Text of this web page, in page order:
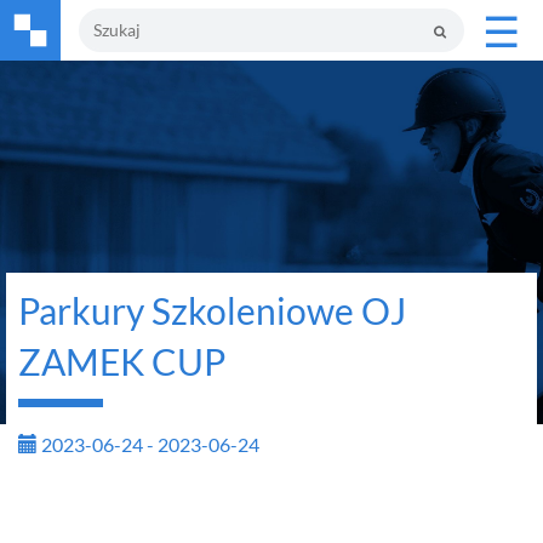
☰
Parkury Szkoleniowe OJ
ZAMEK CUP
2023-06-24 - 2023-06-24